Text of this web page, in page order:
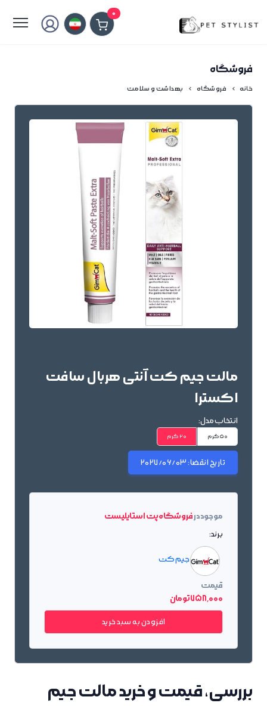
0
فروشگاه
خانه فروشگاه بهداشت و سلامت
مالت جیم کت آنتی هربال سافت
اکسترا
انتخاب مدل:
50 گرم 20 گرم
تاریخ انقضا:2027/06/03
موجود درفروشگاه پت استایلیست
برند:
جیم کت
قیمت
758٬000 تومان
افزودن به سبد خرید
بررسی، قیمت و خرید مالت جیم